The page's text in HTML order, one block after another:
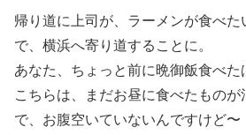
帰り道に上司が、ラーメンが食べ
で、横浜へ寄り道することに。
あなた、ちょっと前に晩御飯食べた
こちらは、まだお昼に食べたもの
で、お腹空いていないんですけど〜